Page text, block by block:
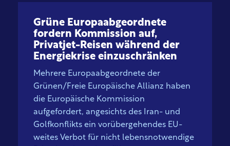
Grüne Europaabgeordnete
fordern Kommission auf,
Privatjet-Reisen während der
Energiekrise einzuschränken
Mehrere Europaabgeordnete der
Grünen/Freie Europäische Allianz haben
die Europäische Kommission
aufgefordert, angesichts des Iran- und
Golfkonflikts ein vorübergehendes EU-
weites Verbot für nicht lebensnotwendige